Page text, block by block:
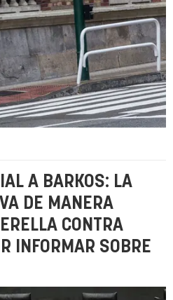
A BARKOS: LA
DE MANERA
CONTRA
INFORMAR SOBRE